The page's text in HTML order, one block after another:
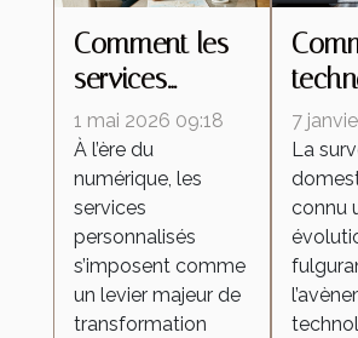
Comment les
services
personnalisés
redéfinissent
les attentes
dans l'industrie
1 mai 2026 09:18
À l’ère du
numérique, les
services
personnalisés
s’imposent comme
un levier majeur de
transformation
de
7
La
connu